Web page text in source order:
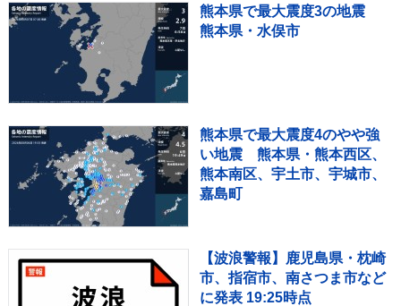
熊本県で最大震度3の地震
熊本県・水俣市
熊本県で最大震度4のやや強
い地震 熊本県・熊本西区、
熊本南区、宇土市、宇城市、
嘉島町
【波浪警報】鹿児島県・枕崎
市、指宿市、南さつま市など
に発表 19:25時点